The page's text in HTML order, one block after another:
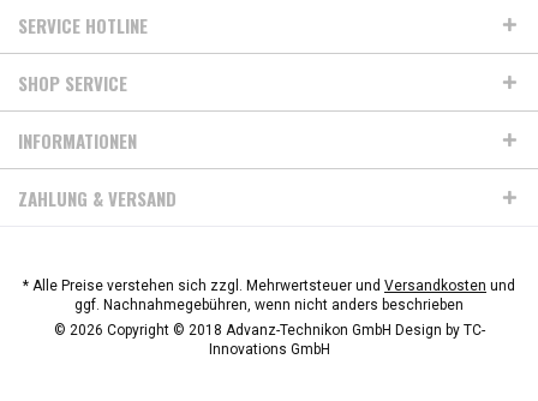
SERVICE HOTLINE
SHOP SERVICE
INFORMATIONEN
ZAHLUNG & VERSAND
* Alle Preise verstehen sich zzgl. Mehrwertsteuer und Versandkosten und
ggf. Nachnahmegebühren, wenn nicht anders beschrieben
© 2026 Copyright © 2018 Advanz-Technikon GmbH Design by TC-
Innovations GmbH